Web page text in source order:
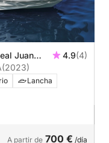
Juan
4.9(4)
(2023)
Lancha
A partir de 700 € /día